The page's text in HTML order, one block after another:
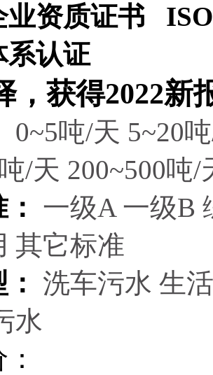
业资质证书
系认证
，获得2022新
0~5吨/天 5~20
/天 200~500吨/
一级A 一级B
其它标准
洗车污水 生
水